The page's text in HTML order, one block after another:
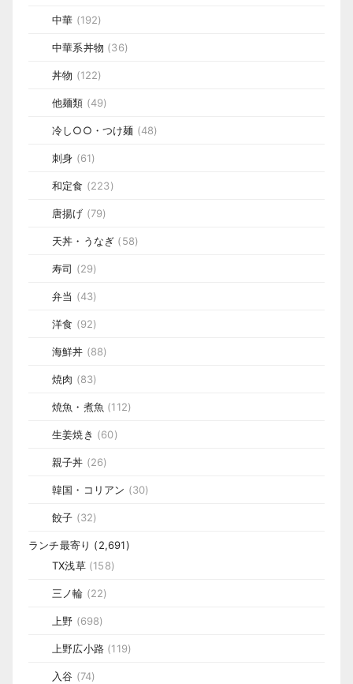
中華 (192)
中華系丼物 (36)
丼物 (122)
他麺類 (49)
冷し○○・つけ麺 (48)
刺身 (61)
和定食 (223)
唐揚げ (79)
天丼・うなぎ (58)
寿司 (29)
弁当 (43)
洋食 (92)
海鮮丼 (88)
焼肉 (83)
焼魚・煮魚 (112)
生姜焼き (60)
親子丼 (26)
韓国・コリアン (30)
餃子 (32)
ランチ最寄り (2,691)
TX浅草(158)
三ノ輪 (22)
上野 (698)
上野広小路 (119)
入谷 (74)